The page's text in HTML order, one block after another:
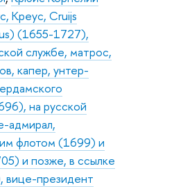
Креус, Cruijs
(1655-1727),
службе, матрос,
капер, унтер-
на русской
адмирал,
флотом (1699) и
и позже, в ссылке
вице-президент